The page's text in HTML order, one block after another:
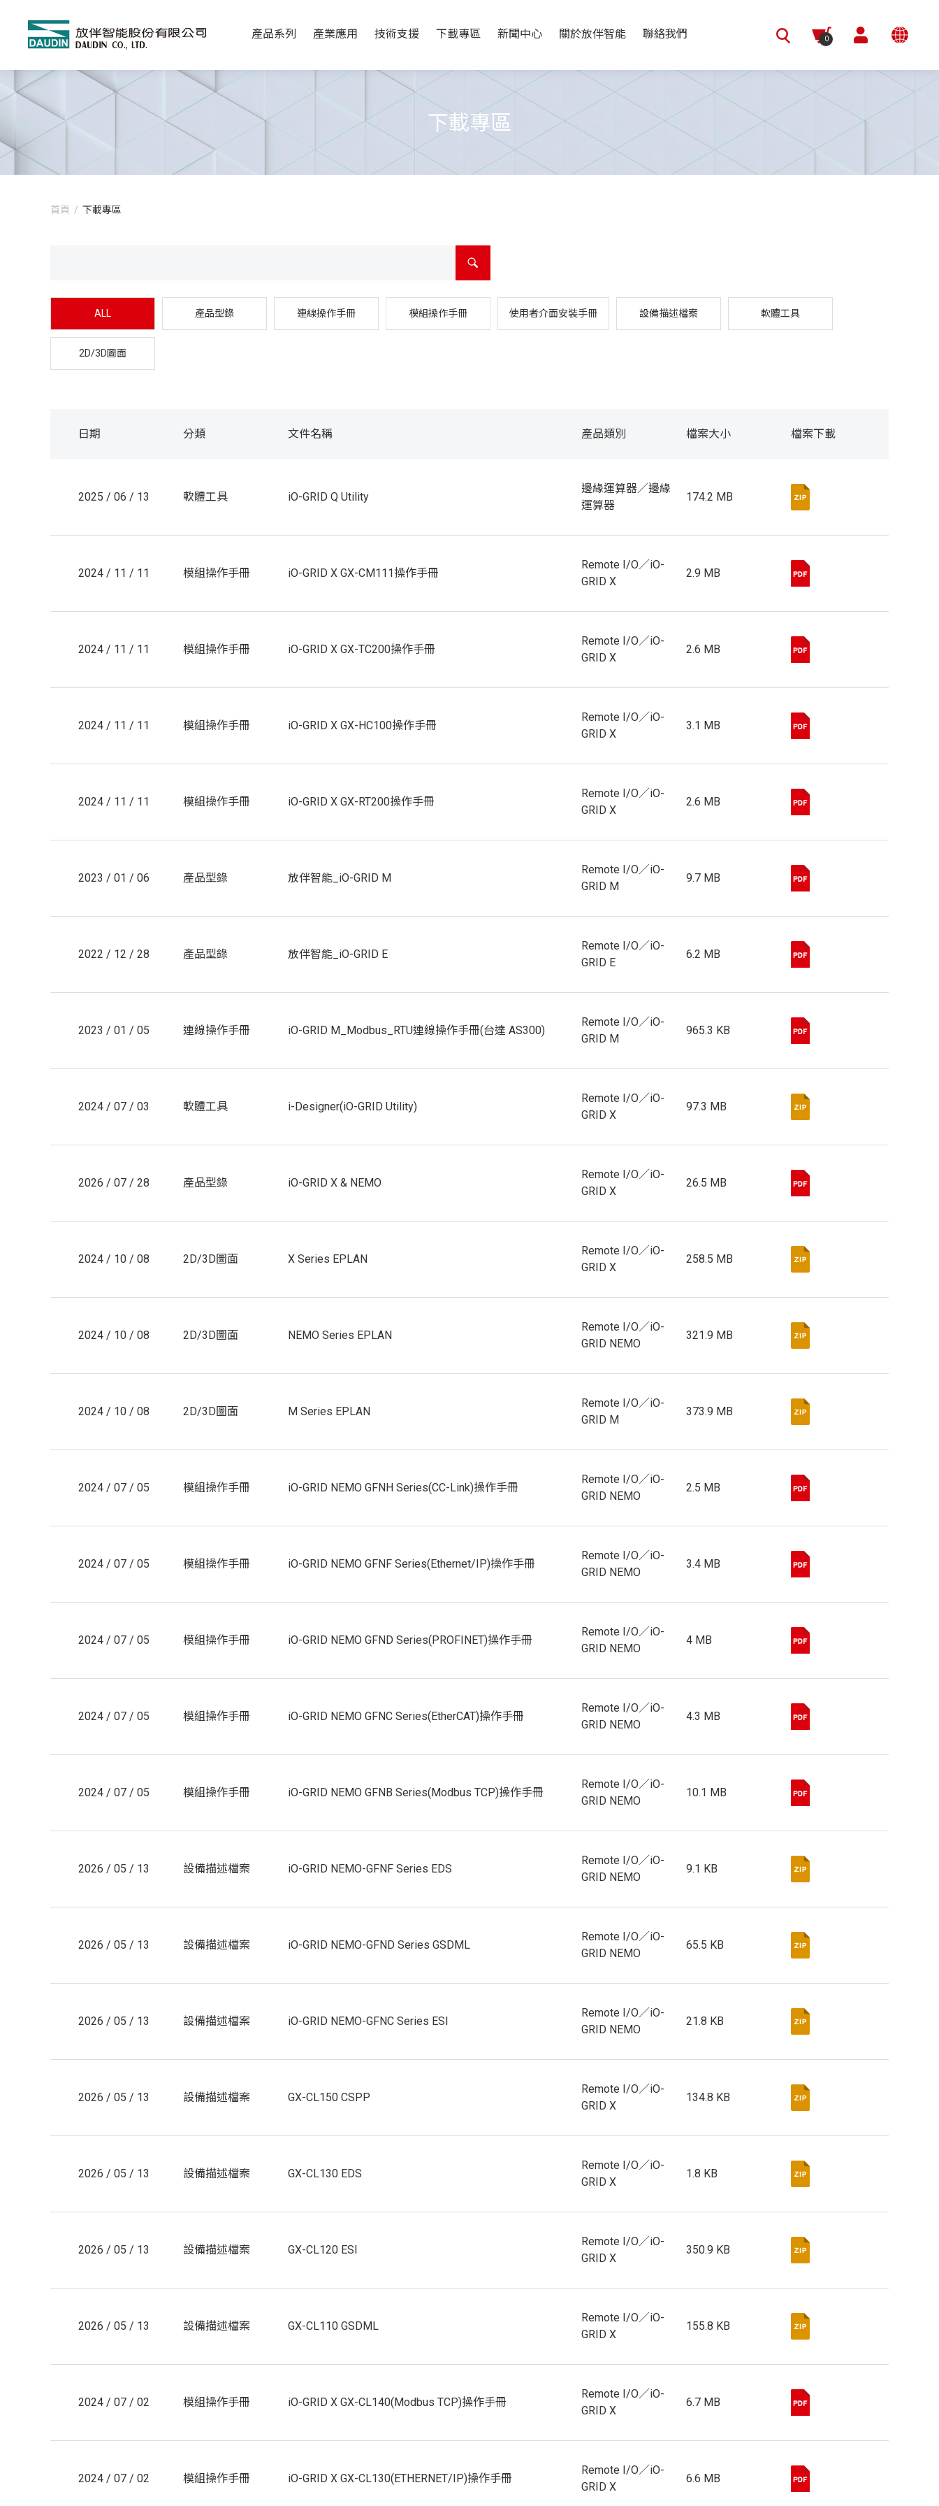
產品系列 產業應用 技術支援 下載專區 新聞中心 關於放伴智能 聯絡我們 0
下載專區
首頁 / 下載專區
ALL 產品型錄 連線操作手冊 模組操作手冊 使用者介面安裝手冊 設備描述檔案 軟體工具
2D/3D圖面
日期 分類 文件名稱 產品類別 檔案大小 檔案下載
2025 / 06 / 13 軟體工具 iO-GRID Q Utility
邊緣運算器／邊緣
運算器
174.2 MB
2024 / 11 / 11 模組操作手冊 iO-GRID X GX-CM111操作手冊
Remote I/O／iO-
GRID X
2.9 MB
2024 / 11 / 11 模組操作手冊 iO-GRID X GX-TC200操作手冊
Remote I/O／iO-
GRID X
2.6 MB
2024 / 11 / 11 模組操作手冊 iO-GRID X GX-HC100操作手冊
Remote I/O／iO-
GRID X
3.1 MB
2024 / 11 / 11 模組操作手冊 iO-GRID X GX-RT200操作手冊
Remote I/O／iO-
GRID X
2.6 MB
2023 / 01 / 06 產品型錄 放伴智能_iO-GRID M
Remote I/O／iO-
GRID M
9.7 MB
2022 / 12 / 28 產品型錄 放伴智能_iO-GRID E
Remote I/O／iO-
GRID E
6.2 MB
2023 / 01 / 05 連線操作手冊 iO-GRID M_Modbus_RTU連線操作手冊(台達 AS300)
Remote I/O／iO-
GRID M
965.3 KB
2024 / 07 / 03 軟體工具 i-Designer(iO-GRID Utility)
Remote I/O／iO-
GRID X
97.3 MB
2026 / 07 / 28 產品型錄 iO-GRID X & NEMO
Remote I/O／iO-
GRID X
26.5 MB
2024 / 10 / 08 2D/3D圖面 X Series EPLAN
Remote I/O／iO-
GRID X
258.5 MB
2024 / 10 / 08 2D/3D圖面 NEMO Series EPLAN
Remote I/O／iO-
GRID NEMO
321.9 MB
2024 / 10 / 08 2D/3D圖面 M Series EPLAN
Remote I/O／iO-
GRID M
373.9 MB
2024 / 07 / 05 模組操作手冊 iO-GRID NEMO GFNH Series(CC-Link)操作手冊
Remote I/O／iO-
GRID NEMO
2.5 MB
2024 / 07 / 05 模組操作手冊 iO-GRID NEMO GFNF Series(Ethernet/IP)操作手冊
Remote I/O／iO-
GRID NEMO
3.4 MB
2024 / 07 / 05 模組操作手冊 iO-GRID NEMO GFND Series(PROFINET)操作手冊
Remote I/O／iO-
GRID NEMO
4 MB
2024 / 07 / 05 模組操作手冊 iO-GRID NEMO GFNC Series(EtherCAT)操作手冊
Remote I/O／iO-
GRID NEMO
4.3 MB
2024 / 07 / 05 模組操作手冊 iO-GRID NEMO GFNB Series(Modbus TCP)操作手冊
Remote I/O／iO-
GRID NEMO
10.1 MB
2026 / 05 / 13 設備描述檔案 iO-GRID NEMO-GFNF Series EDS
Remote I/O／iO-
GRID NEMO
9.1 KB
2026 / 05 / 13 設備描述檔案 iO-GRID NEMO-GFND Series GSDML
Remote I/O／iO-
GRID NEMO
65.5 KB
2026 / 05 / 13 設備描述檔案 iO-GRID NEMO-GFNC Series ESI
Remote I/O／iO-
GRID NEMO
21.8 KB
2026 / 05 / 13 設備描述檔案 GX-CL150 CSPP
Remote I/O／iO-
GRID X
134.8 KB
2026 / 05 / 13 設備描述檔案 GX-CL130 EDS
Remote I/O／iO-
GRID X
1.8 KB
2026 / 05 / 13 設備描述檔案 GX-CL120 ESI
Remote I/O／iO-
GRID X
350.9 KB
2026 / 05 / 13 設備描述檔案 GX-CL110 GSDML
Remote I/O／iO-
GRID X
155.8 KB
2024 / 07 / 02 模組操作手冊 iO-GRID X GX-CL140(Modbus TCP)操作手冊
Remote I/O／iO-
GRID X
6.7 MB
2024 / 07 / 02 模組操作手冊 iO-GRID X GX-CL130(ETHERNET/IP)操作手冊
Remote I/O／iO-
GRID X
6.6 MB